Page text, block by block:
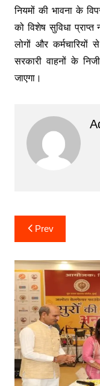
नियमों की भावना के
को विशेष सुविधा
लोगों और
सरकारी वाहनों के
जाएगा।
Post
navigation
Prev